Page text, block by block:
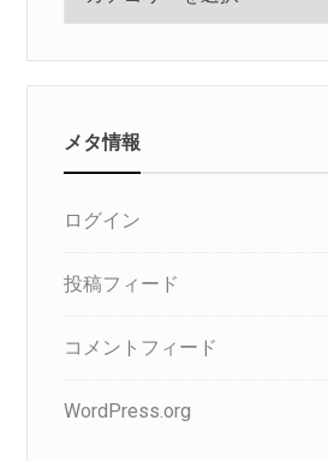
メタ情報
ログイン
投稿フィード
コメントフィード
WordPress.org